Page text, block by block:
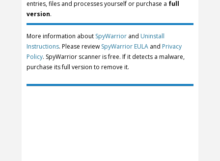
entries, files and processes yourself or purchase a full
version.
More information about SpyWarrior and Uninstall
Instructions. Please review SpyWarrior EULA and Privacy
Policy. SpyWarrior scanner is free. If it detects a malware,
purchase its full version to remove it.